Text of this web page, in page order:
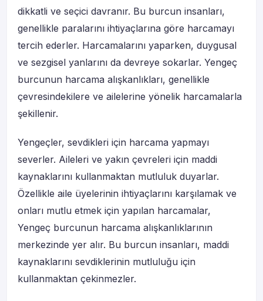
dikkatli ve seçici davranır. Bu burcun insanları,
genellikle paralarını ihtiyaçlarına göre harcamayı
tercih ederler. Harcamalarını yaparken, duygusal
ve sezgisel yanlarını da devreye sokarlar. Yengeç
burcunun harcama alışkanlıkları, genellikle
çevresindekilere ve ailelerine yönelik harcamalarla
şekillenir.
Yengeçler, sevdikleri için harcama yapmayı
severler. Aileleri ve yakın çevreleri için maddi
kaynaklarını kullanmaktan mutluluk duyarlar.
Özellikle aile üyelerinin ihtiyaçlarını karşılamak ve
onları mutlu etmek için yapılan harcamalar,
Yengeç burcunun harcama alışkanlıklarının
merkezinde yer alır. Bu burcun insanları, maddi
kaynaklarını sevdiklerinin mutluluğu için
kullanmaktan çekinmezler.